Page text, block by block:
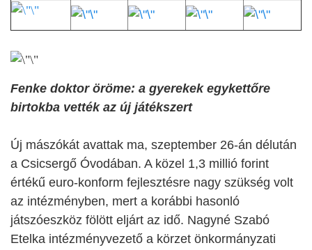
Fenke doktor öröme: a gyerekek egykettőre
birtokba vették az új játékszert
Új mászókát avattak ma, szeptember 26-án délután
a Csicsergő Óvodában. A közel 1,3 millió forint
értékű euro-konform fejlesztésre nagy szükség volt
az intézményben, mert a korábbi hasonló
játszóeszköz fölött eljárt az idő. Nagyné Szabó
Etelka intézményvezető a körzet önkormányzati